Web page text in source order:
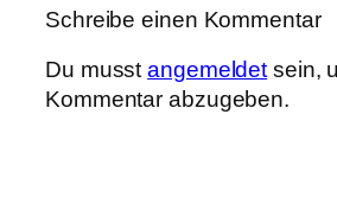
Schreibe einen Kommentar
Du musstangemeldet sein,
Kommentar abzugeben.